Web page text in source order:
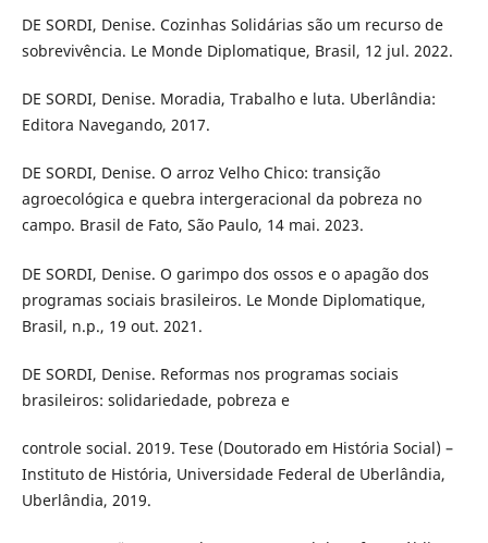
DE SORDI, Denise. Cozinhas Solidárias são um recurso de
sobrevivência. Le Monde Diplomatique, Brasil, 12 jul. 2022.
DE SORDI, Denise. Moradia, Trabalho e luta. Uberlândia:
Editora Navegando, 2017.
DE SORDI, Denise. O arroz Velho Chico: transição
agroecológica e quebra intergeracional da pobreza no
campo. Brasil de Fato, São Paulo, 14 mai. 2023.
DE SORDI, Denise. O garimpo dos ossos e o apagão dos
programas sociais brasileiros. Le Monde Diplomatique,
Brasil, n.p., 19 out. 2021.
DE SORDI, Denise. Reformas nos programas sociais
brasileiros: solidariedade, pobreza e
controle social. 2019. Tese (Doutorado em História Social) –
Instituto de História, Universidade Federal de Uberlândia,
Uberlândia, 2019.